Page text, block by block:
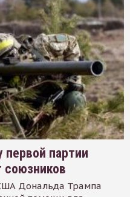
партии
союзников
Дональда Трампа